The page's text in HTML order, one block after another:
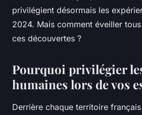
privilégient désormais les
2024. Mais comment éveiller
ces découvertes ?
Pourquoi privilégier
humaines lors de vos
Derrière chaque territoire